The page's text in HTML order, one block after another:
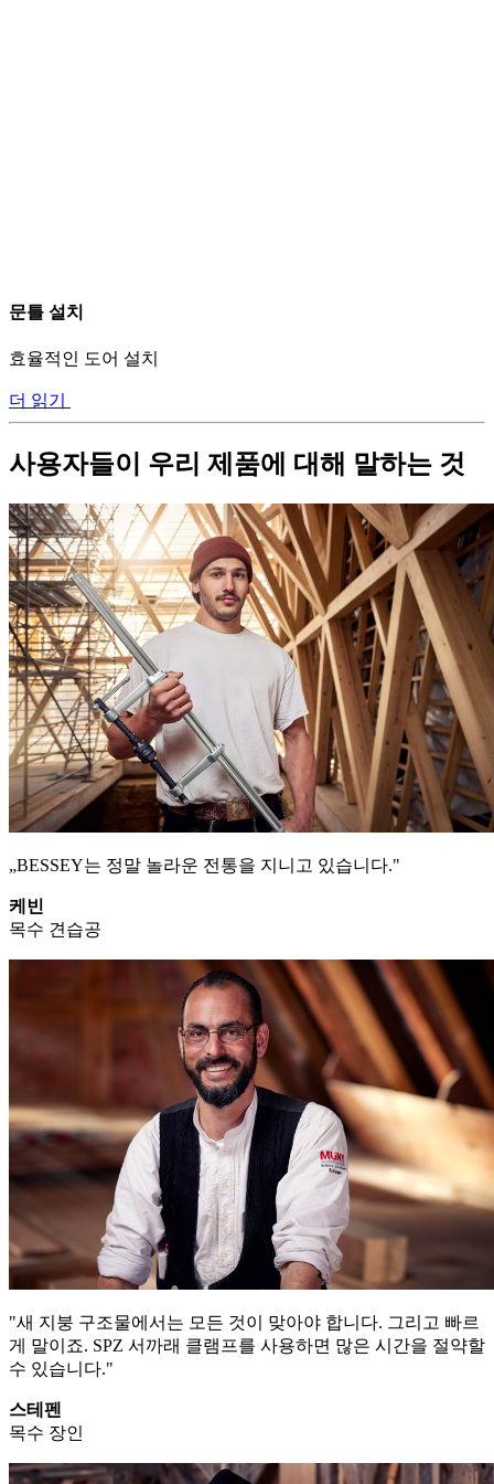
문틀 설치
효율적인 도어 설치
더 읽기
사용자들이 우리 제품에 대해 말하는 것
„BESSEY는 정말 놀라운 전통을 지니고 있습니다."
케빈
목수 견습공
"새 지붕 구조물에서는 모든 것이 맞아야 합니다. 그리고 빠르
게 말이죠. SPZ 서까래 클램프를 사용하면 많은 시간을 절약할
수 있습니다."
스테펜
목수 장인